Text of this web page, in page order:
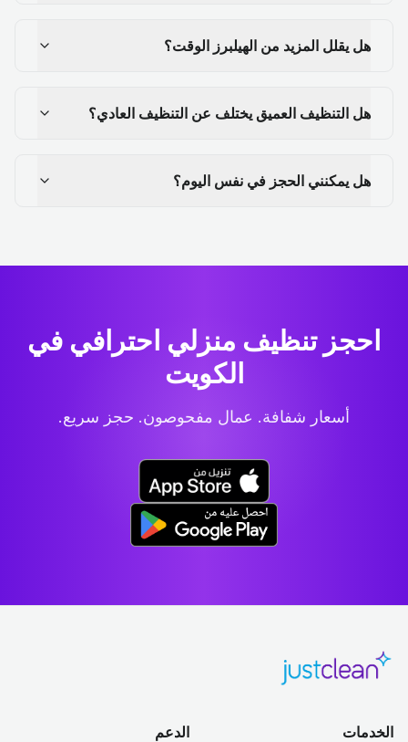
هل يقلل المزيد من الهيلبرز الوقت؟
هل التنظيف العميق يختلف عن التنظيف العادي؟
هل يمكنني الحجز في نفس اليوم؟
احجز تنظيف منزلي احترافي في
الكويت
أسعار شفافة. عمال مفحوصون. حجز سريع.
الخدمات الدعم